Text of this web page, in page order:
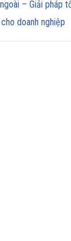
– Giải pháp
cho doanh nghiệp